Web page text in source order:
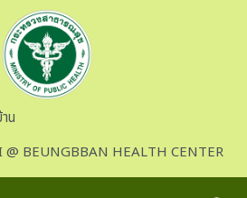
น
@ BEUNGBBAN HEALTH CENTER